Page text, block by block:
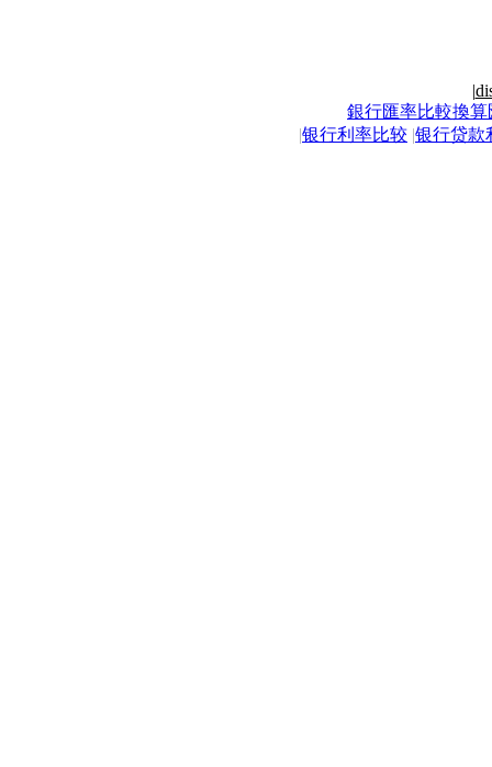
|
銀行匯率比較換算
|银行利率比较 |银行贷款